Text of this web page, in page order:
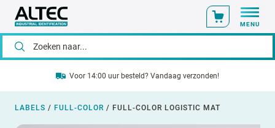
MENU
Voor 14:00 uur besteld? Vandaag verzonden!
LABELS / FULL-COLOR / FULL-COLOR LOGISTIC MAT